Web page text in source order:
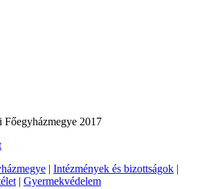
2017
| Intézmények és bizottságok |
| Gyermekvédelem